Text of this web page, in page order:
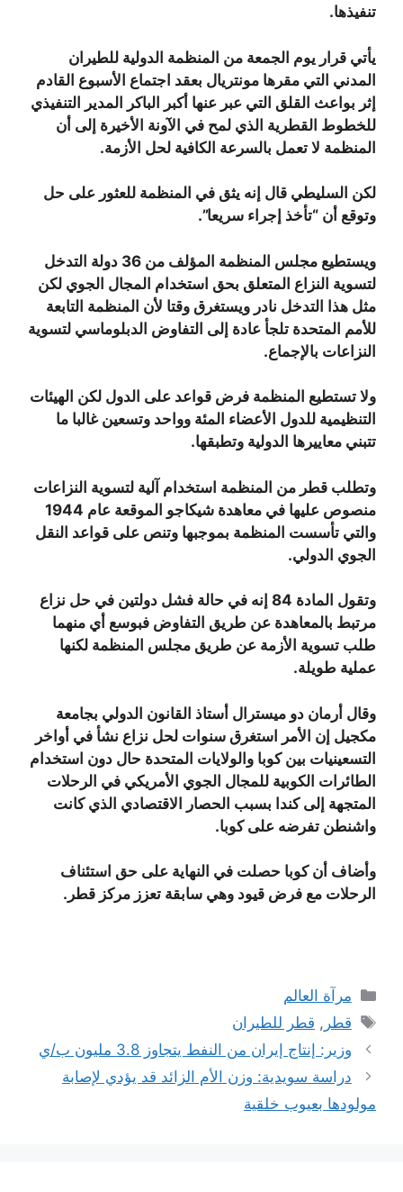
تنفيذها.
يأتي قرار يوم الجمعة من المنظمة الدولية للطيران
المدني التي مقرها مونتريال بعقد اجتماع الأسبوع القادم
إثر بواعث القلق التي عبر عنها أكبر الباكر المدير التنفيذي
للخطوط القطرية الذي لمح في الآونة الأخيرة إلى أن
المنظمة لا تعمل بالسرعة الكافية لحل الأزمة.
لكن السليطي قال إنه يثق في المنظمة للعثور على حل
وتوقع أن “تأخذ إجراء سريعا”.
ويستطيع مجلس المنظمة المؤلف من 36 دولة التدخل
لتسوية النزاع المتعلق بحق استخدام المجال الجوي لكن
مثل هذا التدخل نادر ويستغرق وقتا لأن المنظمة التابعة
للأمم المتحدة تلجأ عادة إلى التفاوض الدبلوماسي لتسوية
النزاعات بالإجماع.
ولا تستطيع المنظمة فرض قواعد على الدول لكن الهيئات
التنظيمية للدول الأعضاء المئة وواحد وتسعين غالبا ما
تتبني معاييرها الدولية وتطبقها.
وتطلب قطر من المنظمة استخدام آلية لتسوية النزاعات
منصوص عليها في معاهدة شيكاجو الموقعة عام 1944
والتي تأسست المنظمة بموجبها وتنص على قواعد النقل
الجوي الدولي.
وتقول المادة 84 إنه في حالة فشل دولتين في حل نزاع
مرتبط بالمعاهدة عن طريق التفاوض فبوسع أي منهما
طلب تسوية الأزمة عن طريق مجلس المنظمة لكنها
عملية طويلة.
وقال أرمان دو ميسترال أستاذ القانون الدولي بجامعة
مكجيل إن الأمر استغرق سنوات لحل نزاع نشأ في أواخر
التسعينيات بين كوبا والولايات المتحدة حال دون استخدام
الطائرات الكوبية للمجال الجوي الأمريكي في الرحلات
المتجهة إلى كندا بسبب الحصار الاقتصادي الذي كانت
واشنطن تفرضه على كوبا.
وأضاف أن كوبا حصلت في النهاية على حق استئناف
الرحلات مع فرض قيود وهي سابقة تعزز مركز قطر.
التصنيفات
مرآة العالم
الوسوم
قطر , قطر للطيران
وزير: إنتاج إيران من النفط يتجاوز 3.8 مليون ب/ي
دراسة سويدية: وزن الأم الزائد قد يؤدي لإصابة
مولودها بعيوب خلقية